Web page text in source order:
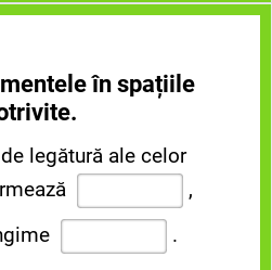
în spațiile
legătură ale celor
,
.